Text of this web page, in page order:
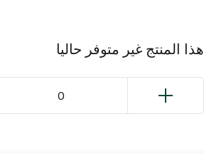
هذا المنتج غير متوفر حاليا
0